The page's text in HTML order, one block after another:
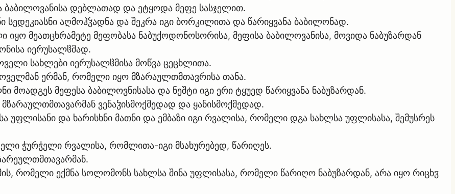
ბაბილოვანისა დებლათად და ეტყოდა მეფე სასჯელით.
სედეკიასნი აღმოჰჴადნა და შეკრა იგი ბორკილითა და წარიყვანა ბაბილონად.
იყო მეათცხრამეტე მეფობასა ნაბუქოდონოსორისა, მეფისა ბაბილოვანისა, მოვიდა ნაბუზარდან
იერუსალჱმად.
სახლები იერუსალჱმისა მოწვა ცეცხლითა.
ერმან, რომელი იყო მზარაულთმთავრისა თანა.
მეფესა ბაბილოვნისასა და ნეშტი იგი ერი ტყუედ წარიყვანა ნაბუზარდან.
ვენაჴისმოქმედად და ყანისმოქმედად.
უფლისანი და ხარისხნი მათნი და ემბაზი იგი რვალისა, რომელი დგა სახლსა უფლისასა, შემუსრეს
ჭურჭელი რვალისა, რომლითა-იგი მსახურებედ, წარიღეს.
რომელი ექმნა სოლომონს სახლსა შინა უფლისასა, რომელი წარიღო ნაბუზარდან, არა იყო რიცხჳ